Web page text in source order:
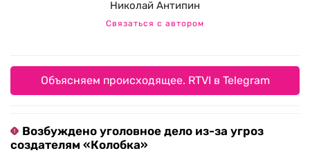
Николай Антипин
Связаться с автором
Объясняем происходящее. RTVI в Telegram
Возбуждено уголовное дело из-за угроз
создателям «Колобка»